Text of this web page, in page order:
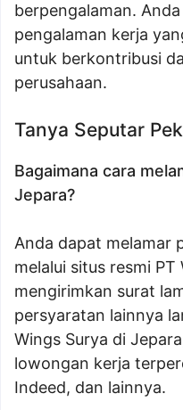
berpengalaman.
pengalaman kerja
untuk berkontribusi
perusahaan.
Tanya Seputar
Bagaimana cara
Jepara?
Anda dapat melamar
melalui situs resmi
mengirimkan surat
persyaratan lainnya
Wings Surya di
lowongan kerja
Indeed, dan lainnya.